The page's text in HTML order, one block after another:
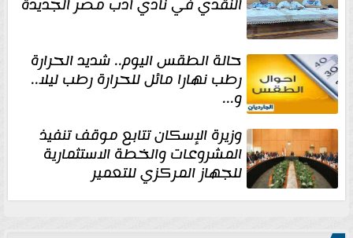
حالة الطقس اليوم.. شديد الحرارة
رطب نهارا مائل للحرارة رطب ليلا..
و...
وزيرة الإسكان تتابع موقف تنفيذ
المشروعات والخطة الاستثمارية
للجهاز المركزي للتعمير